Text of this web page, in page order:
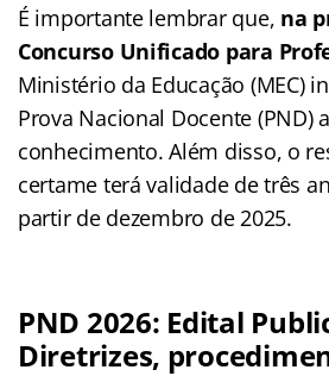
É importante lembrar que, na
Concurso Unificado para
Ministério da Educação (MEC)
Prova Nacional Docente (PND)
conhecimento. Além disso, o
certame terá validade de três
partir de dezembro de 2025.
PND 2026: Edital
Diretrizes,